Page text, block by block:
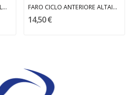
SPECCHIO RETROVISORE CICLO SX M02 BYTE FARO CICLO ANTERIORE ALTAIR BYTE
14,50 €